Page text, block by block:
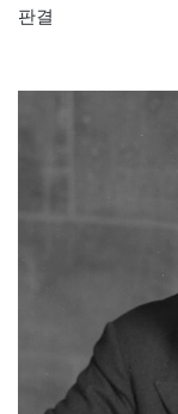
판결